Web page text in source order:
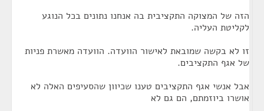
הזה של המצוקה התקציבית בה אנחנו נתונים בכל הנוגע
לקליטת העליה.
זו לא בקשה שמובאת לאישור הוועדה. הוועדה מאשרת פניות
של אגף התקציבים.
אבל אנשי אגף התקציבים טענו שכיוון שהסעיפים האלה לא
אושרו ביוזמתם, הם גם לא